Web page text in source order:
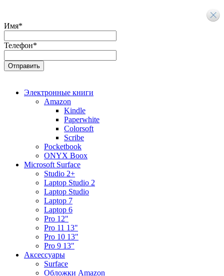
Имя*
Телефон*
Электронные книги
Amazon
Kindle
Paperwhite
Colorsoft
Scribe
Pocketbook
ONYX Boox
Microsoft Surface
Studio 2+
Laptop Studio 2
Laptop Studio
Laptop 7
Laptop 6
Pro 12"
Pro 11 13"
Pro 10 13"
Pro 9 13"
Аксессуары
Surface
Обложки Amazon